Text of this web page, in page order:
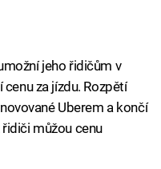
jeho řidičům v
za jízdu. Rozpětí
Uberem a končí
můžou cenu